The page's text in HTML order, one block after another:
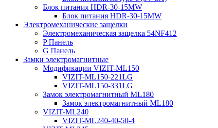
Блок питания HDR-30-15MW
Блок питания HDR-30-15MW
Электромеханические защелки
Электромеханическая защелка 54NF412
P Панель
G Панель
Замки электромагнитные
Модификации VIZIT-ML150
VIZIT-ML150-221LG
VIZIT-ML150-331LG
Замок электромагнитный ML180
Замок электромагнитный ML180
VIZIT-ML240
VIZIT-ML240-40-50-4